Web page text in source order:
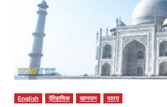
English ऐतिहासिक खानपान यात्रा